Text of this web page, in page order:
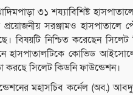
৩১ শয্যাবিশিষ্ট
সরঞ্জামও হাসপাতালে
বিষয়টি নিশ্চিত করেছেন
হাসপাতালটিকে কোভিড
করছে সিলেট কিডনি ফাউন্ডেশন।
মহাসচিব কর্নেল (অব.)